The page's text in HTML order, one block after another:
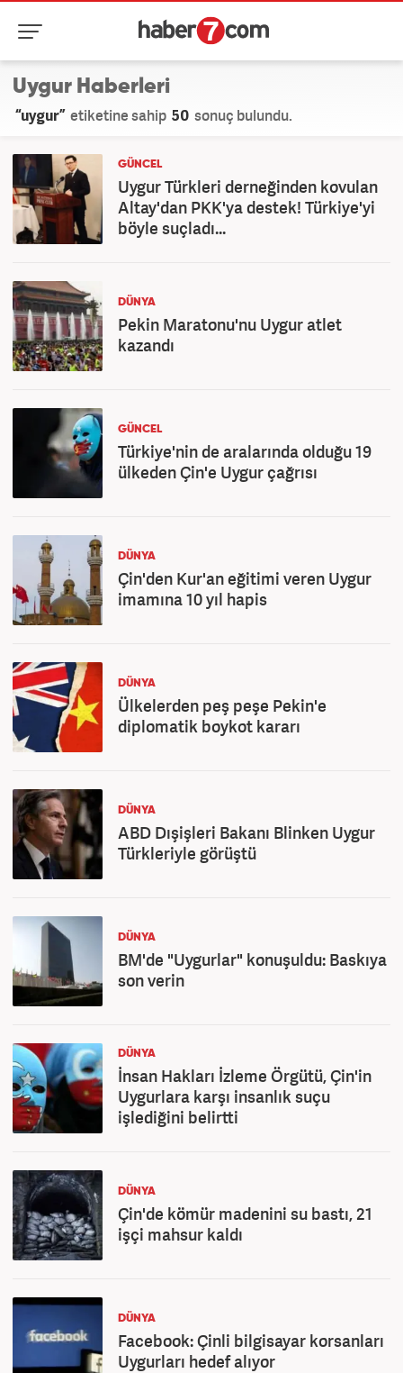
Uygur Haberleri
“uygur” etiketine sahip 50 sonuç bulundu.
GÜNCEL
Uygur Türkleri derneğinden kovulan
Altay'dan PKK'ya destek! Türkiye'yi
böyle suçladı...
DÜNYA
Pekin Maratonu'nu Uygur atlet
kazandı
GÜNCEL
Türkiye'nin de aralarında olduğu 19
ülkeden Çin'e Uygur çağrısı
DÜNYA
Çin'den Kur'an eğitimi veren Uygur
imamına 10 yıl hapis
DÜNYA
Ülkelerden peş peşe Pekin'e
diplomatik boykot kararı
DÜNYA
ABD Dışişleri Bakanı Blinken Uygur
Türkleriyle görüştü
DÜNYA
BM'de "Uygurlar" konuşuldu: Baskıya
son verin
DÜNYA
İnsan Hakları İzleme Örgütü, Çin'in
Uygurlara karşı insanlık suçu
işlediğini belirtti
DÜNYA
Çin'de kömür madenini su bastı, 21
işçi mahsur kaldı
DÜNYA
Facebook: Çinli bilgisayar korsanları
Uygurları hedef alıyor